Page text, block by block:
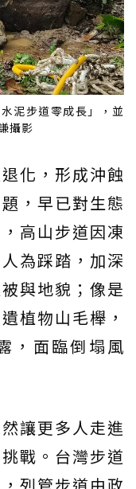
泥步道零成長」，並
攝影
化，形成沖蝕
，早已對生態
高山步道因凍
為踩踏，加深
與地貌；像是
植物山毛櫸，
，面臨倒塌風
讓更多人走進
戰。台灣步道
列管步道由政